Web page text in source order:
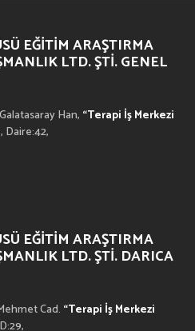
EĞITIM ARAŞTIRMA
LTD. ŞTI. GENEL
Han, “Terapi İş Merkezi
Daire:42,
EĞITIM ARAŞTIRMA
LTD. ŞTI. DARICA
Cad. “Terapi İş Merkezi